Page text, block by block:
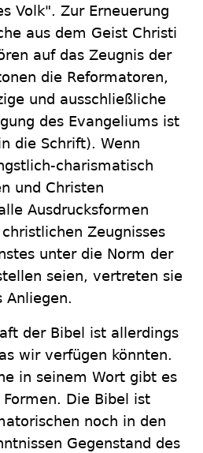
Volk". Zur Erneuerung
aus dem Geist Christi
auf das Zeugnis der
die Reformatoren,
und ausschließliche
des Evangeliums ist
die Schrift). Wenn
charismatisch
und Christen
Ausdrucksformen
Zeugnisses
unter die Norm der
seien, vertreten sie
Anliegen.
der Bibel ist allerdings
wir verfügen könnten.
in seinem Wort gibt es
Die Bibel ist
noch in den
Gegenstand des